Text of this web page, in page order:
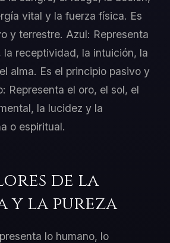
vital y la fuerza física. Es
y terrestre. Azul: Representa
la receptividad, la intuición, la
alma. Es el principio pasivo y
Representa el oro, el sol, el
la lucidez y la
o espiritual.
de la
y la pureza
lo humano, lo